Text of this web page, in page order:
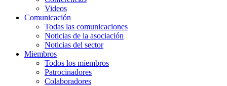
Videos
Comunicación
Todas las comunicaciones
Noticias de la asociación
Noticias del sector
Miembros
Todos los miembros
Patrocinadores
Colaboradores